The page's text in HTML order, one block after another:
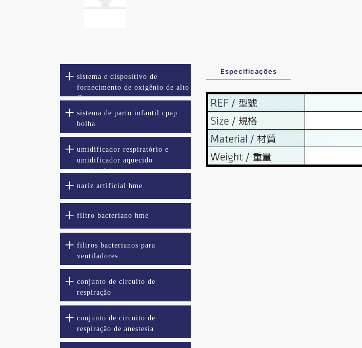
sistema e dispositivo de
fornecimento de oxigênio de alto
fluxo
sistema de parto infantil cpap
bolha
umidificador respiratório e
umidificador aquecido
respiratório
nariz artificial hme
filtro bacteriano hme
filtros bacterianos para
ventiladores
conjunto de circuito de
respiração
conjunto de circuito de
respiração de anestesia
Especificações